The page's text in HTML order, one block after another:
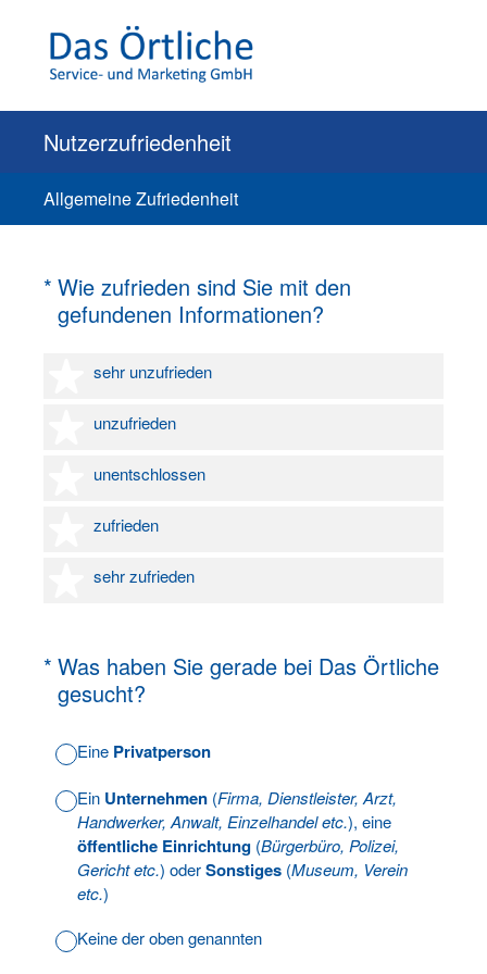
Nutzerzufriedenheit
Allgemeine Zufriedenheit
* Wie zufrieden sind Sie mit den
gefundenen Informationen?
(Erforderlich.)
sehr unzufrieden
1 Stern
unzufrieden
2 Sterne
unentschlossen
3 Sterne
zufrieden
4 Sterne
sehr zufrieden
5 Sterne
* Was haben Sie gerade bei Das Örtliche
gesucht?
(Erforderlich.)
Eine Privatperson
Ein Unternehmen (Firma, Dienstleister, Arzt,
Handwerker, Anwalt, Einzelhandel etc.), eine
öffentliche Einrichtung (Bürgerbüro, Polizei,
Gericht etc.) oderSonstiges (Museum, Verein
etc.)
Keine der oben genannten